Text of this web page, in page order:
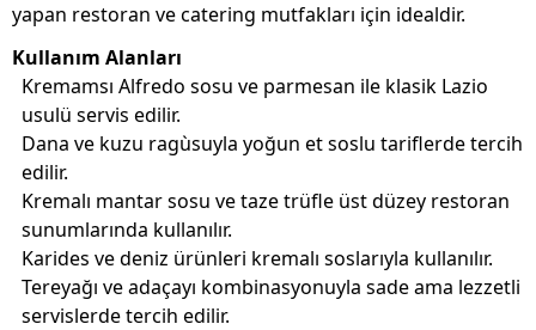
yapan restoran ve catering mutfakları için idealdir.
Kullanım Alanları
Kremamsı Alfredo sosu ve parmesan ile klasik Lazio
usulü servis edilir.
Dana ve kuzu ragùsuyla yoğun et soslu tariflerde tercih
edilir.
Kremalı mantar sosu ve taze trüfle üst düzey restoran
sunumlarında kullanılır.
Karides ve deniz ürünleri kremalı soslarıyla kullanılır.
Tereyağı ve adaçayı kombinasyonuyla sade ama lezzetli
servislerde tercih edilir.